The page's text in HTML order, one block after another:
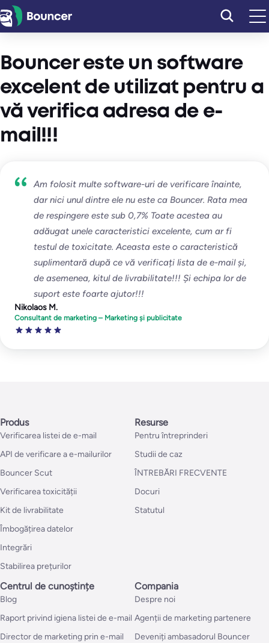
Sari
la
Bouncer este un software
excelent de utilizat pentru a
vă verifica adresa de e-
mail!!!
Am folosit multe software-uri de verificare înainte,
dar nici unul dintre ele nu este ca Bouncer. Rata mea
de respingere este sub 0,7% Toate acestea au
adăugat unele caracteristici excelente, cum ar fi
testul de toxicitate. Aceasta este o caracteristică
suplimentară după ce vă verificați lista de e-mail și,
de asemenea, kitul de livrabilitate!!! Și echipa lor de
suport este foarte ajutor!!!
Nikolaos M.
Consultant de marketing – Marketing și publicitate
Produs
Verificarea listei de e-mail
API de verificare a e-mailurilor
Bouncer Scut
Verificarea toxicității
Kit de livrabilitate
Îmbogățirea datelor
Integrări
Stabilirea prețurilor
Resurse
Pentru întreprinderi
Studii de caz
ÎNTREBĂRI FRECVENTE
Docuri
Statutul
Centrul de cunoștințe
Blog
Raport privind igiena listei de e-mail
Director de marketing prin e-mail
Compania
Despre noi
Agenții de marketing partenere
Deveniți ambasadorul Bouncer